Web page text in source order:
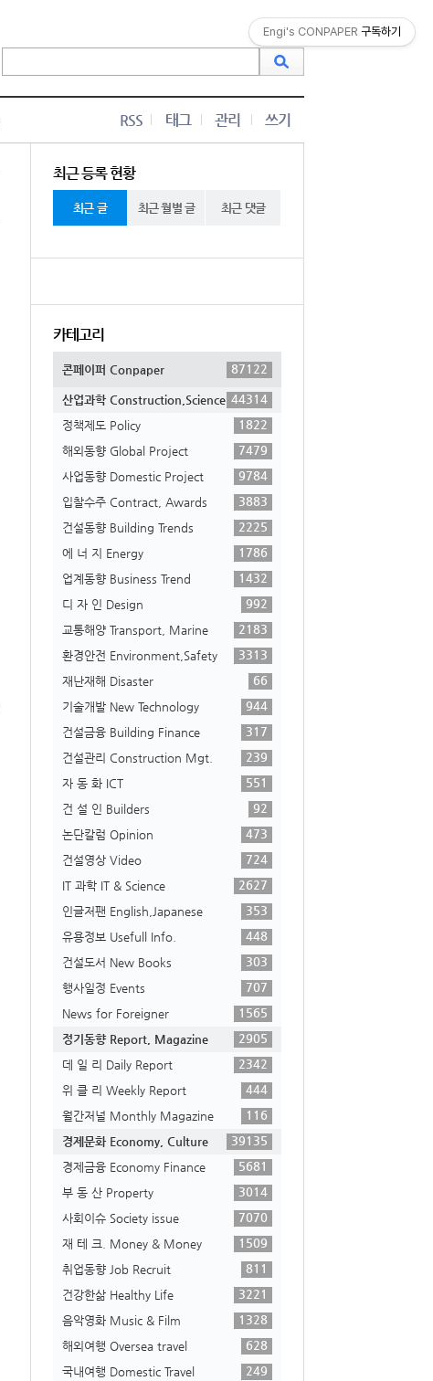
RSS 태그 관리 쓰기
최근 등록 현황
최근 글 최근 월별 글 최근 댓글
카테고리
콘페이퍼 Conpaper 87122
산업과학 Construction,Science 44314
정책제도 Policy
1822
해외동향 Global Project
7479
사업동향 Domestic Project
9784
입찰수주 Contract, Awards
3883
건설동향 Building Trends
2225
에 너 지 Energy
1786
업계동향 Business Trend
1432
디 자 인 Design
992
교통해양 Transport, Marine
2183
환경안전 Environment,Safety
3313
재난재해 Disaster
66
기술개발 New Technology
944
건설금융 Building Finance
317
건설관리 Construction Mgt.
239
자 동 화 ICT
551
건 설 인 Builders
92
논단칼럼 Opinion
473
건설영상 Video
724
IT 과학 IT & Science
2627
인글저팬 English,Japanese
353
유용정보 Usefull Info.
448
건설도서 New Books
303
행사일정 Events
707
News for Foreigner
1565
정기동향 Report, Magazine
2905
데 일 리 Daily Report
2342
위 클 리 Weekly Report
444
월간저널 Monthly Magazine
116
경제문화 Economy, Culture
39135
경제금융 Economy Finance
5681
부 동 산 Property
3014
사회이슈 Society issue
7070
재 테 크. Money & Money
1509
취업동향 Job Recruit
811
건강한삶 Healthy Life
3221
음악영화 Music & Film
1328
해외여행 Oversea travel
628
국내여행 Domestic Travel
249
Engi's CONPAPER 구독하기